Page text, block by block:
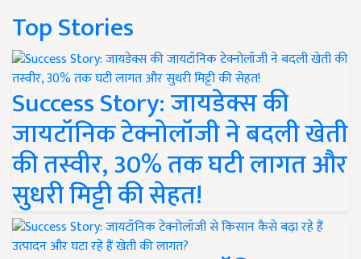
Top Stories
Success Story: जायडेक्स की
जायटॉनिक टेक्नोलॉजी ने बदली खेती
की तस्वीर, 30% तक घटी लागत और
सुधरी मिट्टी की सेहत!